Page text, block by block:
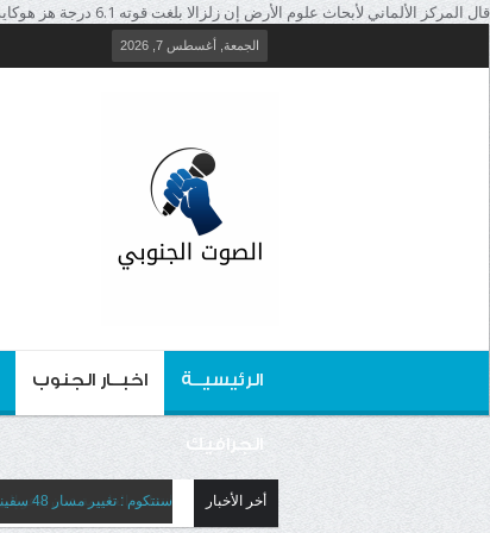
قال المركز الألماني لأبحاث علوم الأرض إن زلزالا بلغت قوته 6.1 درجة هز هوكايدو في اليابان اليوم السبت. وأضاف أن الزلزال كان على عمق 10 كيلومترات." />
الجمعة, أغسطس 7, 2026
الرئيسيــة اخبــار الجنوب
الجرافيك
أخر الأخبار سنتكوم : تغيير مسار 48 سفينة في مضيق هرمز